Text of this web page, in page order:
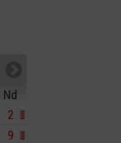
Nd
2
9